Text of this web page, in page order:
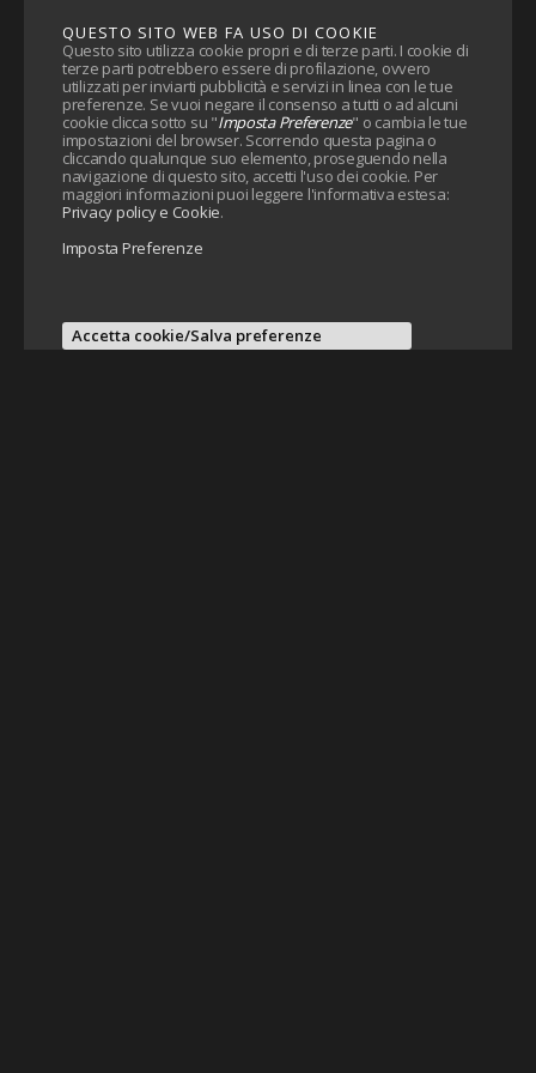
QUESTO SITO WEB FA USO DI COOKIE
Questo sito utilizza cookie propri e di terze parti. I cookie di
terze parti potrebbero essere di profilazione, ovvero
utilizzati per inviarti pubblicità e servizi in linea con le tue
preferenze. Se vuoi negare il consenso a tutti o ad alcuni
cookie clicca sotto su "Imposta Preferenze" o cambia le tue
impostazioni del browser. Scorrendo questa pagina o
cliccando qualunque suo elemento, proseguendo nella
navigazione di questo sito, accetti l'uso dei cookie. Per
maggiori informazioni puoi leggere l'informativa estesa:
Privacy policy e Cookie.
Imposta Preferenze
Accetta cookie/Salva preferenze